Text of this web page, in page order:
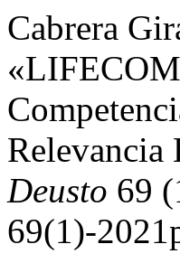
Cabrera
Deusto 69
69(1)-